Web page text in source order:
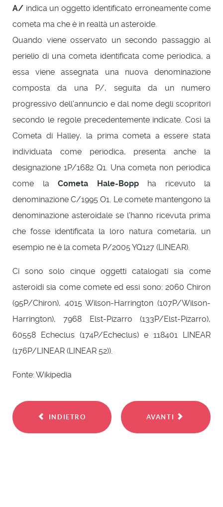
A/ indica un oggetto identificato erroneamente come
cometa ma che è in realtà un asteroide.
Quando viene osservato un secondo passaggio al
perielio di una cometa identificata come periodica, a
essa viene assegnata una nuova denominazione
composta da una P/, seguita da un numero
progressivo dell'annuncio e dal nome degli scopritori
secondo le regole precedentemente indicate. Così la
Cometa di Halley, la prima cometa a essere stata
individuata come periodica, presenta anche la
designazione 1P/1682 Q1. Una cometa non periodica
come la Cometa Hale-Boppha ricevuto la
denominazione C/1995 O1. Le comete mantengono la
denominazione asteroidale se l'hanno ricevuta prima
che fosse identificata la loro natura cometaria, un
esempio ne è la cometa P/2005 YQ127 (LINEAR).
Ci sono solo cinque oggetti catalogati sia come
asteroidi sia come comete ed essi sono: 2060 Chiron
(95P/Chiron), 4015 Wilson-Harrington (107P/Wilson-
Harrington), 7968 Elst-Pizarro (133P/Elst-Pizarro),
60558 Echeclus (174P/Echeclus) e 118401 LINEAR
(176P/LINEAR (LINEAR 52)).
Fonte: Wikipedia
INDIETRO AVANTI